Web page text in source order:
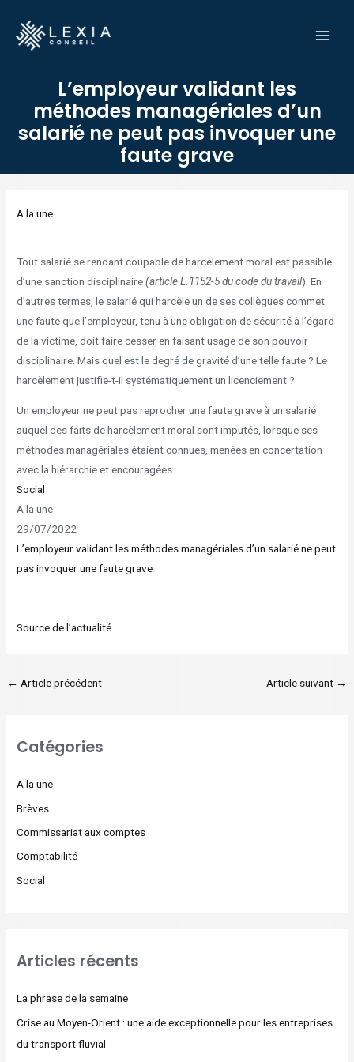
contenu
L’employeur validant les
méthodes managériales d’un
salarié ne peut pas invoquer une
faute grave
A la une
Tout salarié se rendant coupable de harcèlement moral est passible
d’une sanction disciplinaire(article L.1152-5 du code du travail). En
d’autres termes, le salarié qui harcèle un de ses collègues commet
une faute que l’employeur, tenu à une obligation de sécurité à l’égard
de la victime, doit faire cesser en faisant usage de son pouvoir
disciplinaire. Mais quel est le degré de gravité d’une telle faute ? Le
harcèlement justifie-t-il systématiquement un licenciement ?
Un employeur ne peut pas reprocher une faute grave à un salarié
auquel des faits de harcèlement moral sont imputés, lorsque ses
méthodes managériales étaient connues, menées en concertation
avec la hiérarchie et encouragées
Social
A la une
29/07/2022
L’employeur validant les méthodes managériales d’un salarié ne peut
pas invoquer une faute grave
Source de l’actualité
← Article précédent Article suivant →
Catégories
A la une
Brèves
Commissariat aux comptes
Comptabilité
Social
Articles récents
La phrase de la semaine
Crise au Moyen-Orient : une aide exceptionnelle pour les entreprises
du transport fluvial